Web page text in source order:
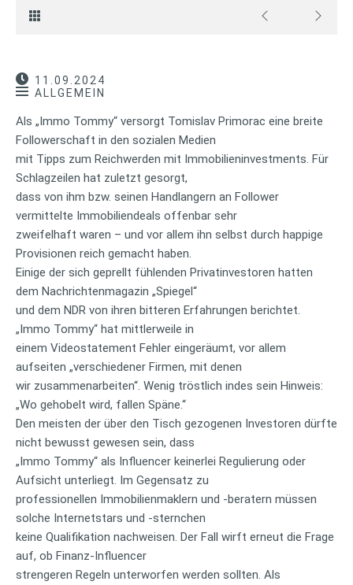
11.09.2024
ALLGEMEIN
Als „Immo Tommy“ versorgt Tomislav Primorac eine breite
Followerschaft in den sozialen Medien
mit Tipps zum Reichwerden mit Immobilieninvestments. Für
Schlagzeilen hat zuletzt gesorgt,
dass von ihm bzw. seinen Handlangern an Follower
vermittelte Immobiliendeals offenbar sehr
zweifelhaft waren – und vor allem ihn selbst durch happige
Provisionen reich gemacht haben.
Einige der sich geprellt fühlenden Privatinvestoren hatten
dem Nachrichtenmagazin „Spiegel“
und dem NDR von ihren bitteren Erfahrungen berichtet.
„Immo Tommy“ hat mittlerweile in
einem Videostatement Fehler eingeräumt, vor allem
aufseiten „verschiedener Firmen, mit denen
wir zusammenarbeiten“. Wenig tröstlich indes sein Hinweis:
„Wo gehobelt wird, fallen Späne.“
Den meisten der über den Tisch gezogenen Investoren dürfte
nicht bewusst gewesen sein, dass
„Immo Tommy“ als Influencer keinerlei Regulierung oder
Aufsicht unterliegt. Im Gegensatz zu
professionellen Immobilienmaklern und -beratern müssen
solche Internetstars und -sternchen
keine Qualifikation nachweisen. Der Fall wirft erneut die Frage
auf, ob Finanz-Influencer
strengeren Regeln unterworfen werden sollten. Als